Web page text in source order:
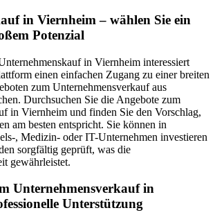
in Viernheim – wählen Sie ein
Potenzial
in Viernheim interessiert
einen einfachen Zugang zu einer breiten
zum Unternehmensverkauf aus
Durchsuchen Sie die Angebote zum
in Viernheim und finden Sie den Vorschlag,
am besten entspricht. Sie können in
, Medizin- oder IT-Unternehmen investieren
sorgfältig geprüft, was die
gewährleistet.
Unternehmensverkauf in
Unterstützung